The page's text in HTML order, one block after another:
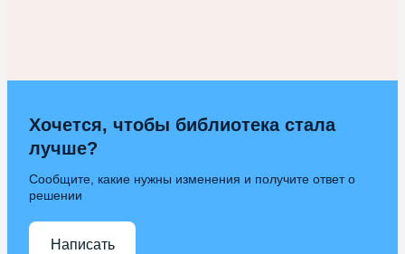
Хочется, чтобы библиотека стала
лучше?
Сообщите, какие нужны изменения и получите ответ о
решении
Написать